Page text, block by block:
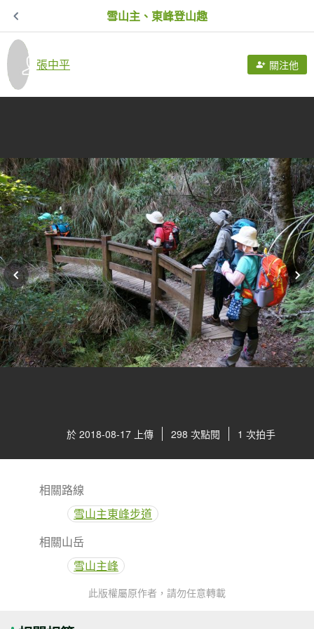
雪山主、東峰登山趣
張中平 關注他
於 2018-08-17 上傳 298 次點閱 1 次拍手
相關路線
雪山主東峰步道
相關山岳
雪山主峰
此版權屬原作者，請勿任意轉載